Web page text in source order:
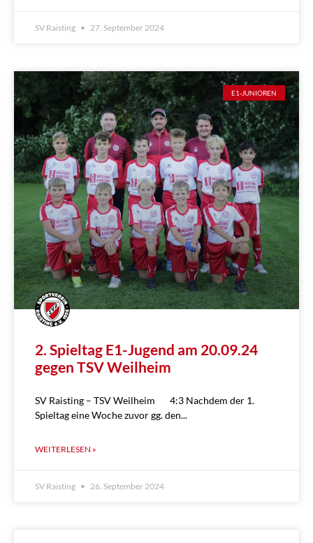
SV Raisting 27. September 2024
E1-JUNIOREN
2. Spieltag E1-Jugend am 20.09.24
gegen TSV Weilheim
SV Raisting – TSV Weilheim 4:3 Nachdem der 1.
Spieltag eine Woche zuvor gg. den
WEITERLESEN »
SV Raisting 26. September 2024